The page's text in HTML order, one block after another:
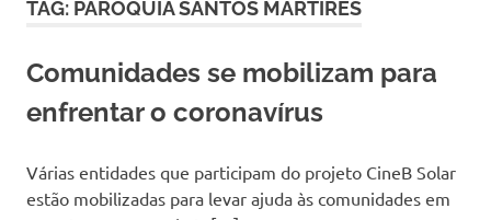
brasileiro
TAG: PARÓQUIA SANTOS MÁRTIRES
Comunidades se mobilizam para
enfrentar o coronavírus
Várias entidades que participam do projeto CineB Solar
estão mobilizadas para levar ajuda às comunidades em